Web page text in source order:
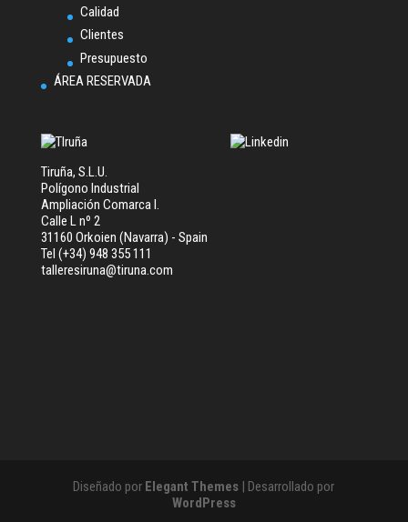
Calidad
Clientes
Presupuesto
ÁREA RESERVADA
Tiruña, S.L.U.
Polígono Industrial
Ampliación Comarca I.
Calle L nº 2
31160 Orkoien (Navarra) - Spain
Tel (+34) 948 355 111
talleresiruna@tiruna.com
Diseñado por Elegant Themes | Desarrollado por
WordPress